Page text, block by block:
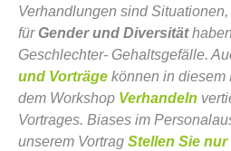
Verhandlungen sind
für Gender und Diversität
Geschlechter- Gehaltsgefälle.
und Vorträge können in diesem
dem Workshop Verhandeln
Vortrages. Biases im
unserem Vortrag Stellen Sie